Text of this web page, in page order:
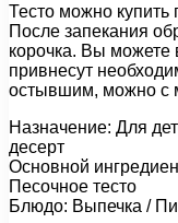
Тесто можно купить
После запекания
корочка. Вы можете
привнесут
остывшим, можно с
Назначение: Для
десерт
Основной
Песочное тесто
Блюдо: Выпечка /